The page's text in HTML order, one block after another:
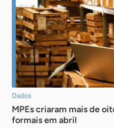
Dados
MPEs criaram mais de
formais em abril